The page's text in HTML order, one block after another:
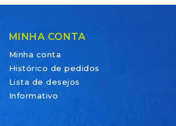
MINHA CONTA
Minha conta
Histórico de pedidos
Lista de desejos
Informativo